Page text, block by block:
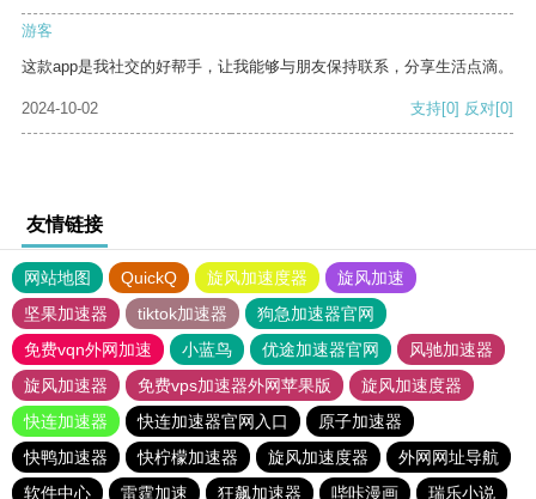
游客
这款app是我社交的好帮手，让我能够与朋友保持联系，分享生活点滴。
2024-10-02 支持[0] 反对[0]
友情链接
网站地图 QuickQ 旋风加速度器
旋风加速
坚果加速器
tiktok加速器
狗急加速器官网
免费vqn外网加速
小蓝鸟 优途加速器官网
风驰加速器
旋风加速器
免费vps加速器外网苹果版
旋风加速度器
快连加速器
快连加速器官网入口
原子加速器
快鸭加速器
快柠檬加速器 旋风加速度器
外网网址导航
软件中心
雷霆加速 狂飙加速器 哔咔漫画
瑞乐小说